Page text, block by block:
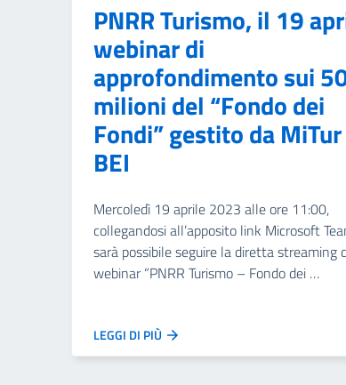
PNRR Turismo, il 19
webinar di
approfondimento sui
milioni del “Fondo dei
Fondi” gestito da
BEI
Mercoledì 19 aprile 2023 alle ore 11:00,
collegandosi all’apposito link Microsoft
sarà possibile seguire la diretta streaming
webinar “PNRR Turismo – Fondo dei …
LEGGI DI PIÙ